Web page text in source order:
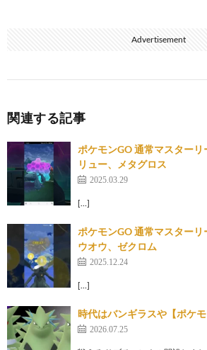
Advertisement
関連する記事
ポケモンGO 通常マスター
リュー、メタグロス
2025.03.29
[…]
ポケモンGO 通常マスター
ウオウ、ゼクロム
2025.12.24
[…]
時代はバンギラスや【ポケモ
2026.07.25